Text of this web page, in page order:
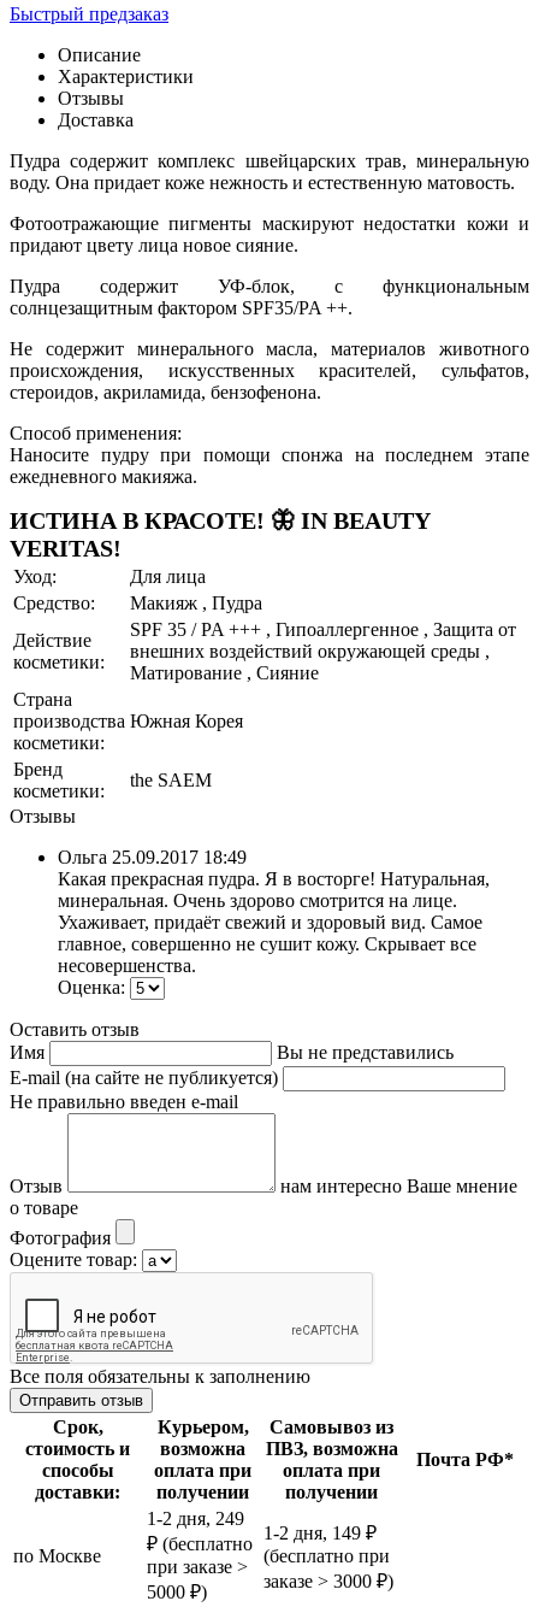
Быстрый предзаказ
Описание
Характеристики
Отзывы
Доставка
Пудра содержит комплекс швейцарских трав, минеральную
воду. Она придает коже нежность и естественную матовость.
Фотоотражающие пигменты маскируют недостатки кожи и
придают цвету лица новое сияние.
Пудра содержит УФ-блок, с функциональным
солнцезащитным фактором SPF35/PA ++.
Не содержит минерального масла, материалов животного
происхождения, искусственных красителей, сульфатов,
стероидов, акриламида, бензофенона.
Способ применения:
Наносите пудру при помощи спонжа на последнем этапе
ежедневного макияжа.
ИСТИНА В КРАСОТЕ! 🦋 IN BEAUTY
VERITAS!
Уход:
Для лица
Средство:
Макияж , Пудра
Действие
косметики:
SPF 35 / PA +++ , Гипоаллергенное , Защита от
внешних воздействий окружающей среды ,
Матирование , Сияние
Страна
производства
косметики:
Южная Корея
Бренд
косметики:
the SAEM
Отзывы
Ольга 25.09.2017 18:49
Какая прекрасная пудра. Я в восторге! Натуральная,
минеральная. Очень здорово смотрится на лице.
Ухаживает, придаёт свежий и здоровый вид. Самое
главное, совершенно не сушит кожу. Скрывает все
несовершенства.
Оценка:
Оставить отзыв
Имя
Вы не представились
E-mail (на сайте не публикуется)
Не правильно введен e-mail
Отзыв
нам интересно Ваше мнение
о товаре
Фотография
Оцените товар:
Все поля обязательны к заполнению
Срок,
стоимость и
способы
доставки:
Курьером,
возможна
оплата при
получении
Самовывоз из
ПВЗ, возможна
оплата при
получении
Почта РФ*
по Москве
1-2 дня, 249
₽ (бесплатно
при заказе >
5000 ₽)
1-2 дня, 149 ₽
(бесплатно при
заказе > 3000 ₽)